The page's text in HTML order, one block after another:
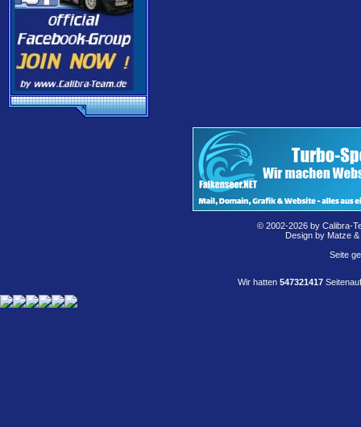
© 2002-2026 by Calibra-
Design by Matze
Seite
Wir hatten 547321417